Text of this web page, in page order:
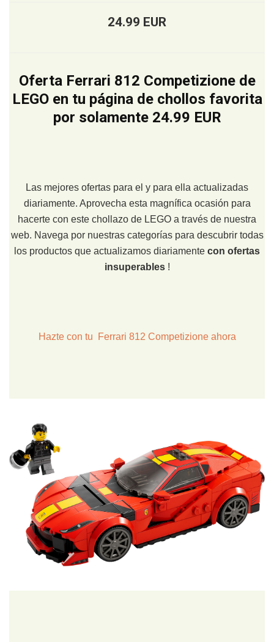
24.99 EUR
Oferta Ferrari 812 Competizione de
LEGO en tu página de chollos favorita
por solamente 24.99 EUR
Las mejores ofertas para el y para ella actualizadas
diariamente. Aprovecha esta magnífica ocasión para
hacerte con este chollazo de LEGO a través de nuestra
web. Navega por nuestras categorías para descubrir todas
los productos que actualizamos diariamente con ofertas
insuperables!
Hazte con tu Ferrari 812 Competizione ahora